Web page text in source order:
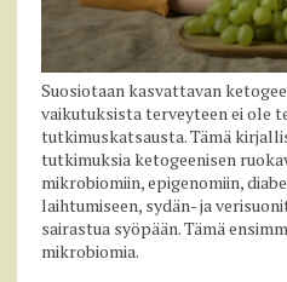
Suosiotaan kasvattavan
vaikutuksista terveyteen ei ole
tutkimuskatsausta. Tämä
tutkimuksia ketogeenisen
mikrobiomiin, epigenomiin,
laihtumiseen, sydän- ja
sairastua syöpään. Tämä
mikrobiomia.